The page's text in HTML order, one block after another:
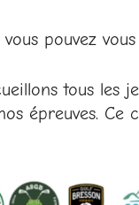
pouvez
tous les
épreuves. Ce